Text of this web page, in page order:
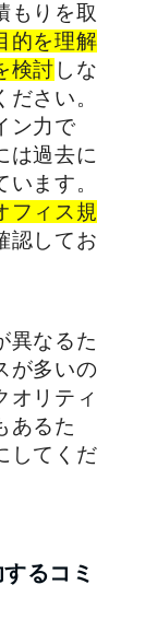
もりを取
的を理解
検討 しな
さい。
ン力で
は過去に
ます。
フィス規
認してお
異なるた
が多いの
オリティ
あるた
してくだ
るコミ